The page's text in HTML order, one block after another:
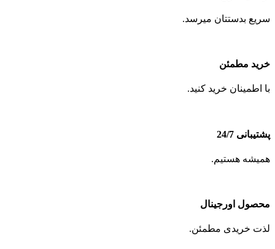
سریع بدستتان میرسد.
خرید مطمئن
با اطمینان خرید کنید.
پشتیبانی 24/7
همیشه هستیم.
محصول اورجینال
لذت خریدی مطمئن.